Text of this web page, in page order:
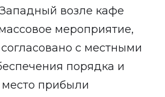
возле кафе
мероприятие,
с местными
порядка и
место прибыли